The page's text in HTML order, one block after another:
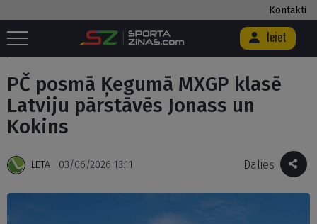
Kontakti
Ieiet
Sākums Auto/Moto / PČ posmā Ķegumā MXGP klasē Latviju pārstāvēs
PČ posmā Ķegumā MXGP klasē
Latviju pārstāvēs Jonass un
Kokins
LETA 03/06/2026 13:11 Dalies